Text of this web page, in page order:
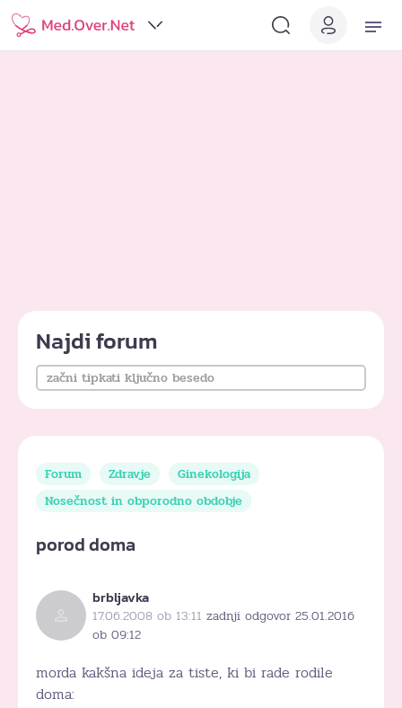
Najdi forum
Forum Zdravje
Ginekologija
Nosečnost in obporodno obdobje
porod doma
brbljavka
17.06.2008 ob 13:11 zadnji odgovor 25.01.2016
ob 09:12
morda kakšna ideja za tiste, ki bi rade rodile
doma: